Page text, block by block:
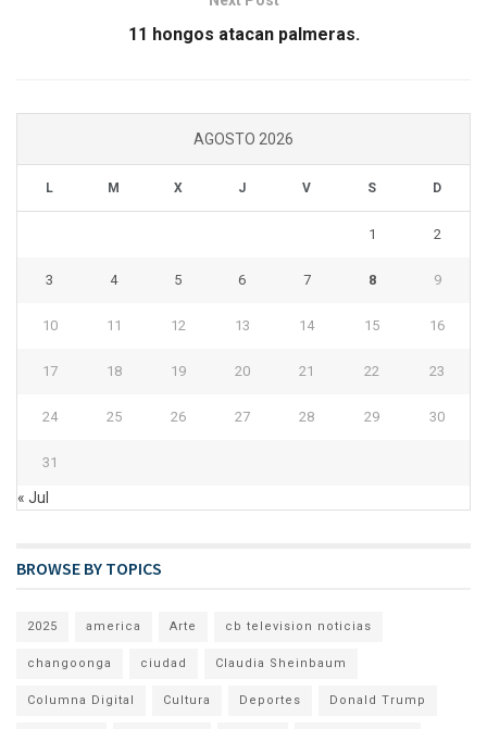
11 hongos atacan palmeras.
AGOSTO 2026
L M X J V S D
1 2
3 4 5 6 7 8 9
10 11 12 13 14 15 16
17 18 19 20 21 22 23
24 25 26 27 28 29 30
31
« Jul
BROWSE BY TOPICS
2025 america Arte cb television noticias
changoonga ciudad Claudia Sheinbaum
Columna Digital Cultura Deportes Donald Trump